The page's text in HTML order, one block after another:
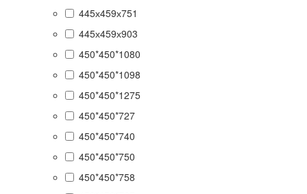
445х459х751
445х459х903
450*450*1080
450*450*1098
450*450*1275
450*450*727
450*450*740
450*450*750
450*450*758